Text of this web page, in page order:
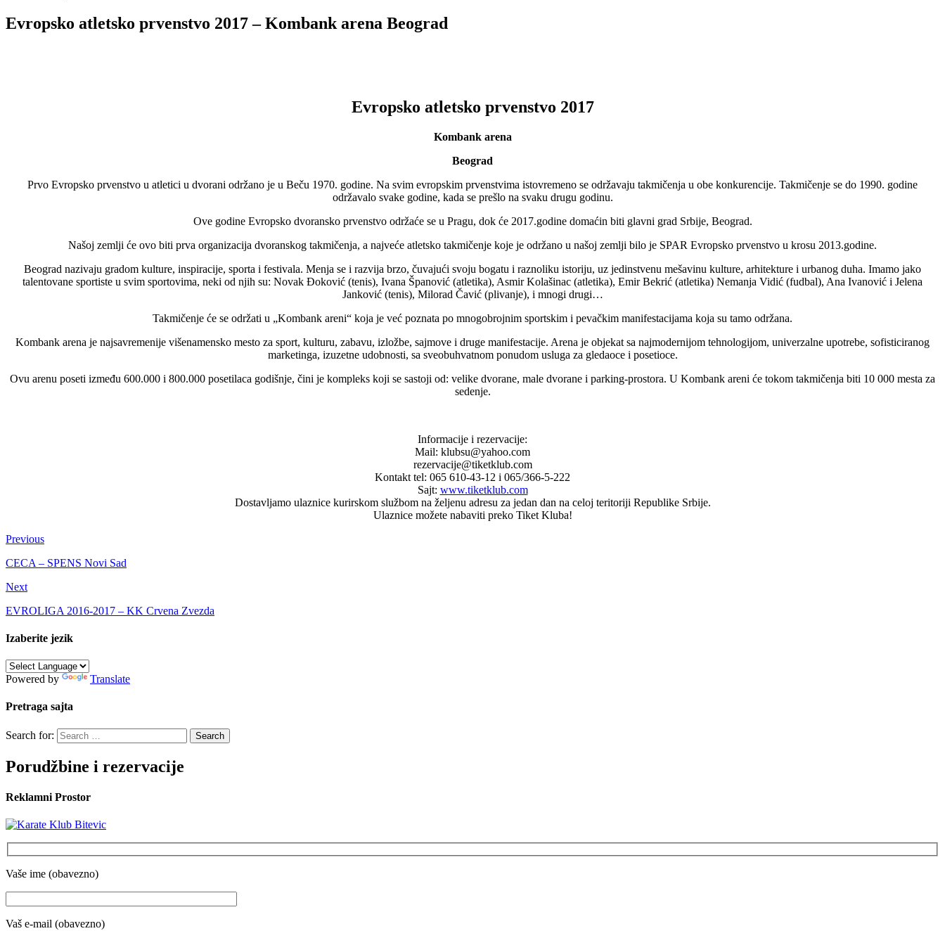
Evropsko atletsko prvenstvo 2017 – Kombank arena Beograd
Evropsko atletsko prvenstvo 2017
Kombank arena
Beograd
Prvo Evropsko prvenstvo u atletici u dvorani održano je u Beču 1970. godine. Na svim evropskim prvenstvima istovremeno se održavaju takmičenja u obe konkurencije. Takmičenje se do 1990. godine
održavalo svake godine, kada se prešlo na svaku drugu godinu.
Ove godine Evropsko dvoransko prvenstvo održaće se u Pragu, dok će 2017.godine domaćin biti glavni grad Srbije, Beograd.
Našoj zemlji će ovo biti prva organizacija dvoranskog takmičenja, a najveće atletsko takmičenje koje je održano u našoj zemlji bilo je SPAR Evropsko prvenstvo u krosu 2013.godine.
Beograd nazivaju gradom kulture, inspiracije, sporta i festivala. Menja se i razvija brzo, čuvajući svoju bogatu i raznoliku istoriju, uz jedinstvenu mešavinu kulture, arhitekture i urbanog duha. Imamo jako
talentovane sportiste u svim sportovima, neki od njih su: Novak Đoković (tenis), Ivana Španović (atletika), Asmir Kolašinac (atletika), Emir Bekrić (atletika) Nemanja Vidić (fudbal), Ana Ivanović i Jelena
Janković (tenis), Milorad Čavić (plivanje), i mnogi drugi…
Takmičenje će se održati u „Kombank areni“ koja je već poznata po mnogobrojnim sportskim i pevačkim manifestacijama koja su tamo održana.
Kombank arena je najsavremenije višenamensko mesto za sport, kulturu, zabavu, izložbe, sajmove i druge manifestacije. Arena je objekat sa najmodernijom tehnologijom, univerzalne upotrebe, sofisticiranog
marketinga, izuzetne udobnosti, sa sveobuhvatnom ponudom usluga za gledaoce i posetioce.
Ovu arenu poseti između 600.000 i 800.000 posetilaca godišnje, čini je kompleks koji se sastoji od: velike dvorane, male dvorane i parking-prostora. U Kombank areni će tokom takmičenja biti 10 000 mesta za
sedenje.
Informacije i rezervacije:
Mail: klubsu@yahoo.com
rezervacije@tiketklub.com
Kontakt tel: 065 610-43-12 i 065/366-5-222
Sajt: www.tiketklub.com
Dostavljamo ulaznice kurirskom službom na željenu adresu za jedan dan na celoj teritoriji Republike Srbije.
Ulaznice možete nabaviti preko Tiket Kluba!
Previous
CECA – SPENS Novi Sad
Next
EVROLIGA 2016-2017 – KK Crvena Zvezda
Izaberite jezik
Powered by Translate
Pretraga sajta
Search for:
Porudžbine i rezervacije
Reklamni Prostor
Vaše ime (obavezno)
Vaš e-mail (obavezno)